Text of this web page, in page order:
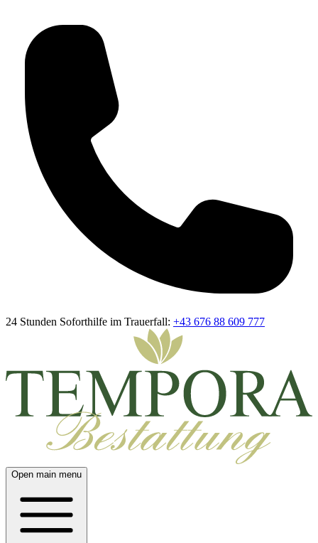
24 Stunden Soforthilfe im Trauerfall: +43 676 88 609 777
Open main menu